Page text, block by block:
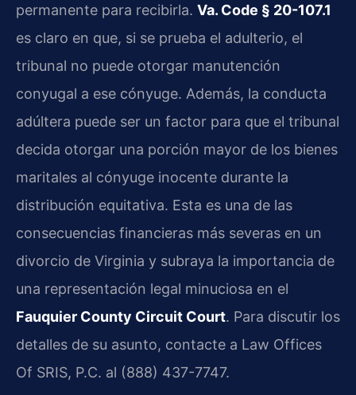
permanente para recibirla. Va. Code § 20-107.1
es claro en que, si se prueba el adulterio, el
tribunal no puede otorgar manutención
conyugal a ese cónyuge. Además, la conducta
adúltera puede ser un factor para que el tribunal
decida otorgar una porción mayor de los bienes
maritales al cónyuge inocente durante la
distribución equitativa. Esta es una de las
consecuencias financieras más severas en un
divorcio de Virginia y subraya la importancia de
una representación legal minuciosa en el
Fauquier County Circuit Court. Para discutir los
detalles de su asunto, contacte a Law Offices
Of SRIS, P.C. al (888) 437-7747.